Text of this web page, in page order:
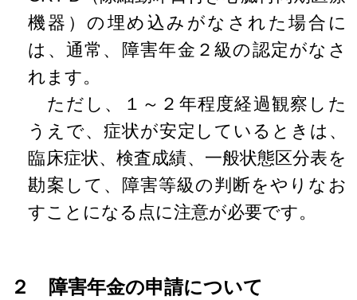
機器）の埋め込みがなされた場合に
は、通常、障害年金２級の認定がなさ
れます。
ただし、１～２年程度経過観察した
うえで、症状が安定しているときは、
臨床症状、検査成績、一般状態区分表を
勘案して、障害等級の判断をやりなお
すことになる点に注意が必要です。
２ 障害年金の申請について